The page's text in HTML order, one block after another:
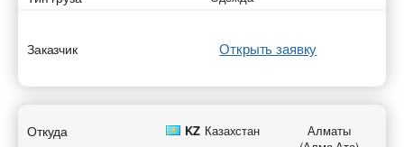
Заказчик Открыть заявку
Откуда KZ Казахстан
Алматы